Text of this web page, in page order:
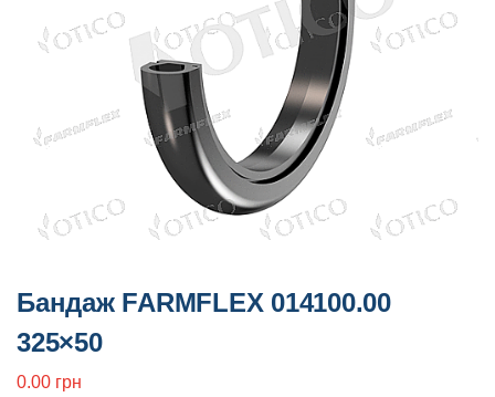
Бандаж FARMFLEX 014100.00
325×50
0.00 грн